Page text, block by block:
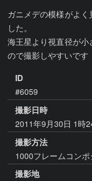
ガニメデの模様がよ
した。
海王星より視直径が
ので撮影しやすいです
ID
#6059
撮影日時
2011年9月30日 1時
撮影方法
1000フレームコンポ
撮影地